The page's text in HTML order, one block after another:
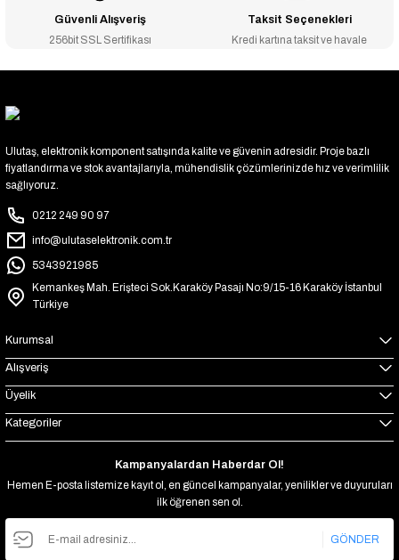
Güvenli Alışveriş
256bit SSL Sertifikası
Taksit Seçenekleri
Kredi kartına taksit ve havale
Ulutaş, elektronik komponent satışında kalite ve güvenin adresidir. Proje bazlı
fiyatlandırma ve stok avantajlarıyla, mühendislik çözümlerinizde hız ve verimlilik
sağlıyoruz.
0212 249 90 97
info@ulutaselektronik.com.tr
5343921985
Kemankeş Mah. Erişteci Sok.Karaköy Pasajı No:9/15-16 Karaköy İstanbul
Türkiye
Kurumsal
Alışveriş
Üyelik
Kategoriler
Kampanyalardan Haberdar Ol!
Hemen E-posta listemize kayıt ol, en güncel kampanyalar, yenilikler ve duyuruları
ilk öğrenen sen ol.
GÖNDER